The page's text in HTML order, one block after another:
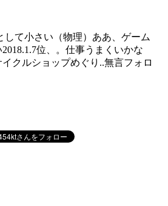
て小さい（物理）ああ、ゲーム
位、。仕事うまくいかな
クルショップめぐり..無言フォロ